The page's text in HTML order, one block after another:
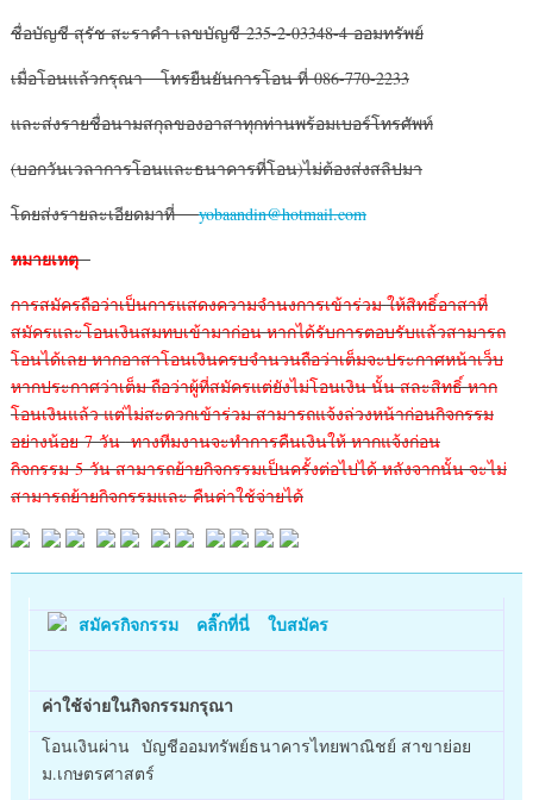
ชื่อบัญชี สุรัช สะราคำ เลขบัญชี 235-2-03348-4 ออมทรัพย์
เมื่อโอนแล้วกรุณา โทรยืนยันการโอน ที่ 086-770-2233
และส่งรายชื่อนามสกุลของอาสาทุกท่านพร้อมเบอร์โทรศัพท์
(บอกวันเวลาการโอนและธนาคารที่โอน)ไม่ต้องส่งสลิปมา
โดยส่งรายละเอียดมาที่yobaandin@hotmail.com
หมายเหตุ
การสมัครถือว่าเป็นการแสดงความจำนงการเข้าร่วม ให้สิทธิ์อาสาที่
สมัครและโอนเงินสมทบเข้ามาก่อน หากได้รับการตอบรับแล้วสามารถ
โอนได้เลย หากอาสาโอนเงินครบจำนวนถือว่าเต็มจะประกาศหน้าเว็บ
หากประกาศว่าเต็ม ถือว่าผู้ที่สมัครแต่ยังไม่โอนเงิน นั้น สละสิทธิ์ หาก
โอนเงินแล้ว แต่ไม่สะดวกเข้าร่วม สามารถแจ้งล่วงหน้าก่อนกิจกรรม
อย่างน้อย 7 วัน ทางทีมงานจะทำการคืนเงินให้ หากแจ้งก่อน
กิจกรรม 5 วัน สามารถย้ายกิจกรรมเป็นครั้งต่อไปได้ หลังจากนั้น จะไม่
สามารถย้ายกิจกรรมและ คืนค่าใช้จ่ายได้
สมัครกิจกรรม คลิ๊กที่นี่ ใบสมัคร
ค่าใช้จ่ายในกิจกรรมกรุณา
โอนเงินผ่าน บัญชีออมทรัพย์ธนาคารไทยพาณิชย์ สาขาย่อย
ม.เกษตรศาสตร์